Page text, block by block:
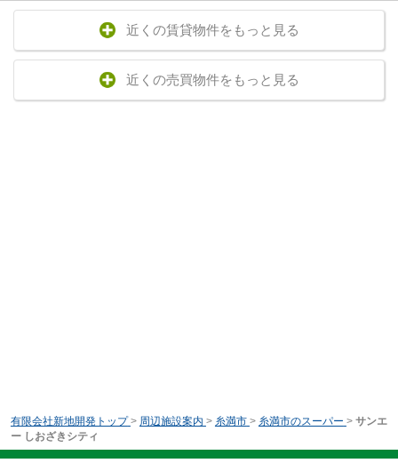
近くの賃貸物件をもっと見る
近くの売買物件をもっと見る
有限会社新地開発トップ > 周辺施設案内 > 糸満市 > 糸満市のスーパー > サンエ
ー しおざきシティ